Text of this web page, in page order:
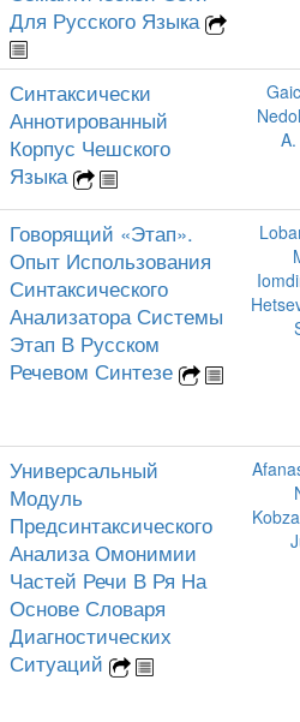
Для Русского Языка
Синтаксически
Аннотированный
Корпус Чешского
Языка
Говорящий «Этап».
Опыт Использования
Синтаксического
Анализатора Системы
Этап В Русском
Речевом Синтезе
Универсальный
Модуль
Предсинтаксического
Анализа Омонимии
Частей Речи В Ря На
Основе Словаря
Диагностических
Ситуаций